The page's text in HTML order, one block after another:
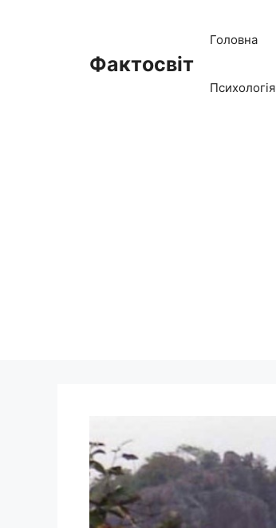
Фактосвіт
Головна
Психологія